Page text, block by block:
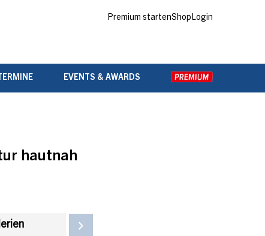
Premium startenShopLogin
EVENTS & AWARDS
hautnah